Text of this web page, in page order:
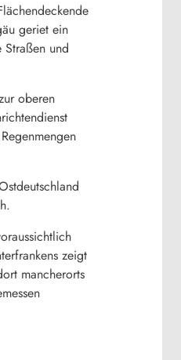
geriet ein
und
oberen
zeigt
mancherorts